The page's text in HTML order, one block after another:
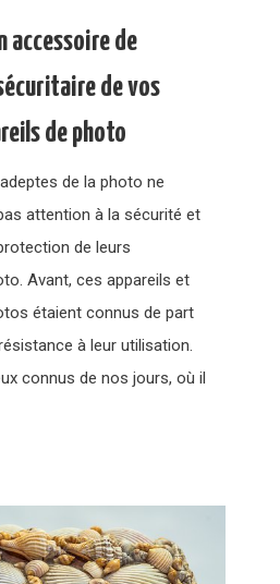
accessoire de
de vos
de photo
de la photo ne
attention à la sécurité et
de leurs
Avant, ces appareils et
étaient connus de part
à leur utilisation.
connus de nos jours, où il